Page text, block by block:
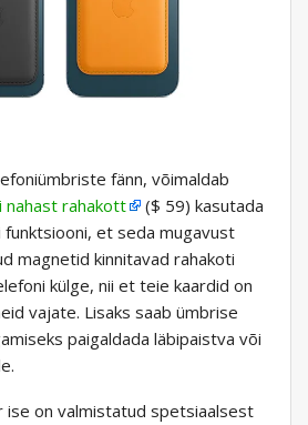
fänn, võimaldab
nahast rahakott
($ 59) kasutada
funktsiooni, et seda mugavust
magnetid kinnitavad rahakoti
külge, nii et teie kaardid on
vajate. Lisaks saab ümbrise
paigaldada läbipaistva või
ise on valmistatud spetsiaalsest